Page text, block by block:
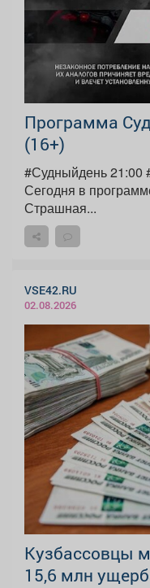
Программа
(16+)
#Судныйдень
Сегодня в
Страшная...
VSE42.RU
02.08.2026
Кузбассовцы
15,6 млн